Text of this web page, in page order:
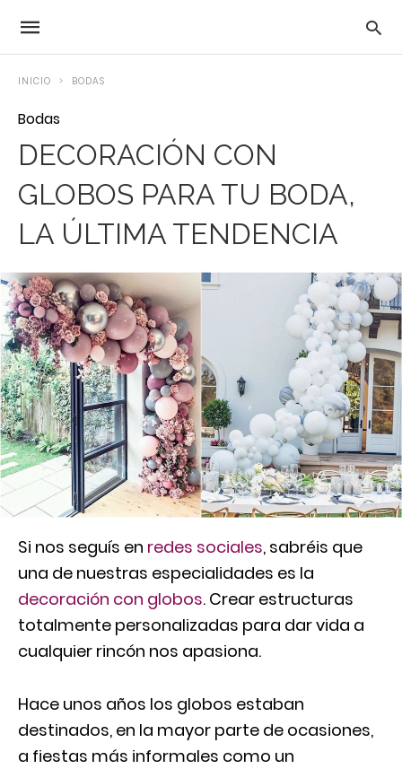
INICIO BODAS
Bodas
DECORACIÓN CON
GLOBOS PARA TU BODA,
LA ÚLTIMA TENDENCIA
Si nos seguís en redes sociales, sabréis que
una de nuestras especialidades es la
decoración con globos. Crear estructuras
totalmente personalizadas para dar vida a
cualquier rincón nos apasiona.
Hace unos años los globos estaban
destinados, en la mayor parte de ocasiones,
a fiestas más informales como un